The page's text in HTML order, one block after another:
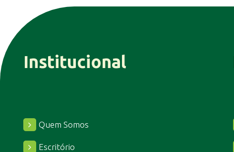
Institucional
Quem Somos
Escritório